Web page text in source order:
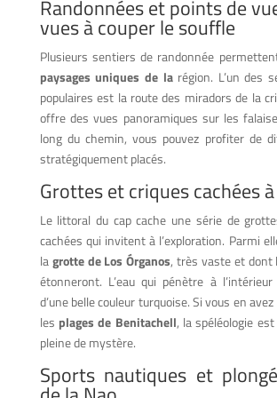
Randonnées et points de
vues à couper le souffle
Plusieurs sentiers de randonnée
paysages uniques de larégion. L’un des
populaires est la route des miradors de la
offre des vues panoramiques sur les
long du chemin, vous pouvez profiter de
stratégiquement placés.
Grottes et criques cachées
Le littoral du cap cache une série de
cachées qui invitent à l’exploration. Parmi
lagrotte de Los Órganos, très vaste et dont
étonneront. L’eau qui pénètre à
d’une belle couleur turquoise. Si vous en
les plages de Benitachell, la spéléologie
pleine de mystère.
Sports nautiques et